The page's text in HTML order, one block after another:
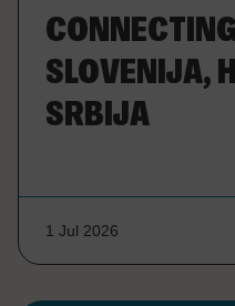
SLOVENIJA,
SRBIJA
1 Jul 2026